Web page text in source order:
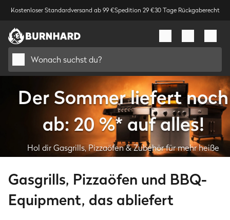
Kostenloser Standardversand ab 99 €Spedition 29 €30 Tage Rückgaberecht
Wonach suchst du?
Der Sommer liefert noch
ab: 20 %* auf alles!
Hol dir Gasgrills, Pizzaöfen & Zubehör für mehr heiße
Grillabende.
Deal sichern
Gasgrills, Pizzaöfen und BBQ-
Equipment, das abliefert